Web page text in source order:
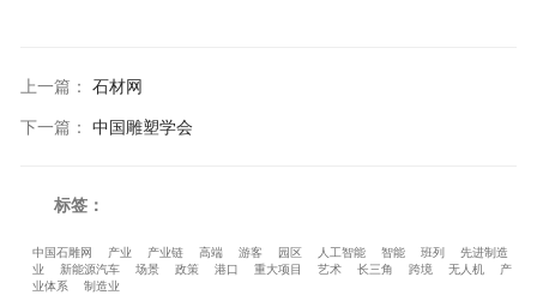
上一篇 ：石材网
下一篇 ：中国雕塑学会
标签：
中国石雕网 产业 产业链 高端 游客 园区 人工智能 智能 班列
先进制造
业
新能源汽车 场景 政策 港口 重大项目 艺术 长三角 跨境 无人机
产
业体系
制造业